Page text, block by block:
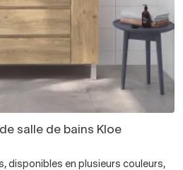
salle de bains Kloe
disponibles en plusieurs couleurs,